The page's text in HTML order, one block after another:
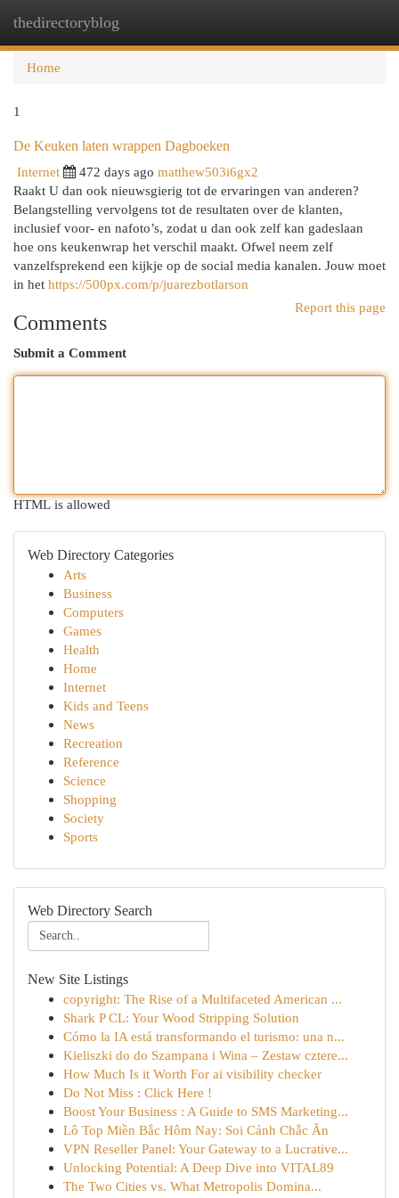
thedirectoryblog
Home
1
De Keuken laten wrappen Dagboeken
Internet
472 days ago matthew503i6gx2
Raakt U dan ook nieuwsgierig tot de ervaringen van anderen?
Belangstelling vervolgens tot de resultaten over de klanten,
inclusief voor- en nafoto’s, zodat u dan ook zelf kan gadeslaan
hoe ons keukenwrap het verschil maakt. Ofwel neem zelf
vanzelfsprekend een kijkje op de social media kanalen. Jouw moet
in het https://500px.com/p/juarezbotlarson
Report this page
Comments
Submit a Comment
HTML is allowed
Web Directory Categories
Arts
Business
Computers
Games
Health
Home
Internet
Kids and Teens
News
Recreation
Reference
Science
Shopping
Society
Sports
Web Directory Search
New Site Listings
copyright: The Rise of a Multifaceted American ...
Shark P CL: Your Wood Stripping Solution
Cómo la IA está transformando el turismo: una n...
Kieliszki do do Szampana i Wina – Zestaw cztere...
How Much Is it Worth For ai visibility checker
Do Not Miss : Click Here !
Boost Your Business : A Guide to SMS Marketing...
Lô Top Miền Bắc Hôm Nay: Soi Cảnh Chắc Ăn
VPN Reseller Panel: Your Gateway to a Lucrative...
Unlocking Potential: A Deep Dive into VITAL89
The Two Cities vs. What Metropolis Domina...